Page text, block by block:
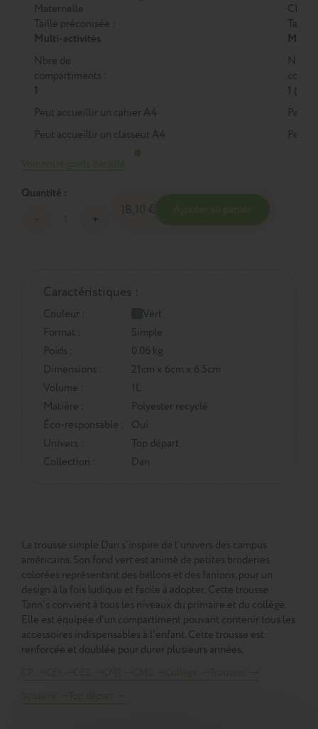
Maternelle
Taille préconisée :
Multi-activités
Nbre de
compartiments :
1
Peut accueillir un cahier A4
Peut accueillir un classeur A4
CP
Taille
M
Nbre
1 (M)
Peut
Peut
Quantité :
Caractéristiques :
Couleur :
Vert
Format :
Simple
Poids :
0.06 kg
Dimensions :
21cm x 6cm x 6.5cm
Volume :
1L
Matière :
Polyester recyclé
Éco-responsable :
Oui
Univers :
Top départ
Collection :
Dan
La trousse simple Dan s’inspire de l’univers des campus
américains. Son fond vert est animé de petites broderies
colorées représentant des ballons et des fanions, pour un
design à la fois ludique et facile à adopter. Cette trousse
Tann's convient à tous les niveaux du primaire et du collège.
Elle est équipée d'un compartiment pouvant contenir tous les
accessoires indispensables à l'enfant. Cette trousse est
renforcée et doublée pour durer plusieurs années.